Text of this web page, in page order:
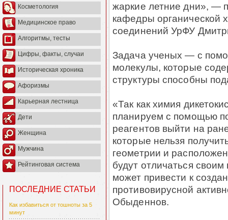
Косметология
Медицинское право
Алгоритмы, тесты
Цифры, факты, случаи
Историческая хроника
Афоризмы
Карьерная лестница
Дети
Женщина
Мужчина
Рейтинговая система
ПОСЛЕДНИЕ СТАТЬИ
Как избавиться от тошноты за 5
минут
жаркие летние дни», —
кафедры органической
соединений УрФУ
Задача ученых — с
молекулы, которые
структуры способны
«Так как химия
планируем с помощью
реагентов выйти на
которые нельзя
геометрии и
будут отличаться
может привести к
противовирусной
Обыденнов.